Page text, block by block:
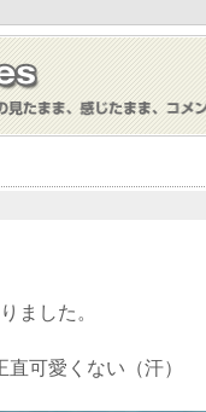
ました。
可愛くない（汗）